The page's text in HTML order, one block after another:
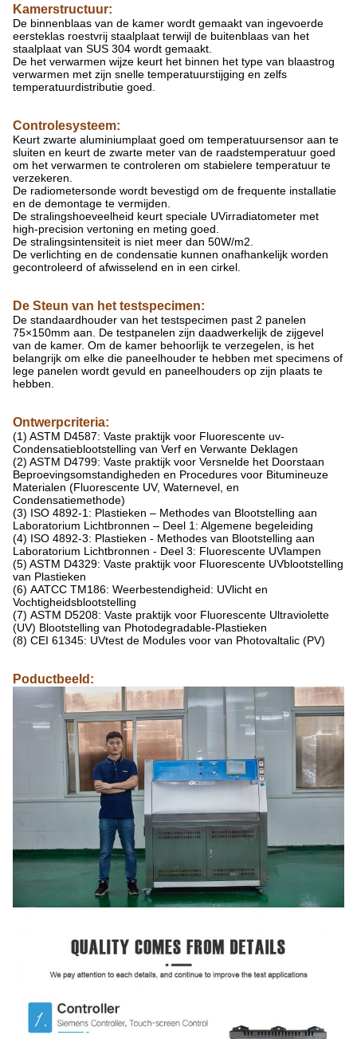
Kamerstructuur:
De binnenblaas van de kamer wordt gemaakt van ingevoerde
eersteklas roestvrij staalplaat terwijl de buitenblaas van het
staalplaat van SUS 304 wordt gemaakt.
De het verwarmen wijze keurt het binnen het type van blaastrog
verwarmen met zijn snelle temperatuurstijging en zelfs
temperatuurdistributie goed.
Controlesysteem:
Keurt zwarte aluminiumplaat goed om temperatuursensor aan te
sluiten en keurt de zwarte meter van de raadstemperatuur goed
om het verwarmen te controleren om stabielere temperatuur te
verzekeren.
De radiometersonde wordt bevestigd om de frequente installatie
en de demontage te vermijden.
De stralingshoeveelheid keurt speciale UVirradiatometer met
high-precision vertoning en meting goed.
De stralingsintensiteit is niet meer dan 50W/m2.
De verlichting en de condensatie kunnen onafhankelijk worden
gecontroleerd of afwisselend en in een cirkel.
De Steun van het testspecimen:
De standaardhouder van het testspecimen past 2 panelen
75×150mm aan. De testpanelen zijn daadwerkelijk de zijgevel
van de kamer. Om de kamer behoorlijk te verzegelen, is het
belangrijk om elke die paneelhouder te hebben met specimens of
lege panelen wordt gevuld en paneelhouders op zijn plaats te
hebben.
Ontwerpcriteria:
(1) ASTM D4587: Vaste praktijk voor Fluorescente uv-
Condensatieblootstelling van Verf en Verwante Deklagen
(2) ASTM D4799: Vaste praktijk voor Versnelde het Doorstaan
Beproevingsomstandigheden en Procedures voor Bitumineuze
Materialen (Fluorescente UV, Waternevel, en
Condensatiemethode)
(3) ISO 4892-1: Plastieken – Methodes van Blootstelling aan
Laboratorium Lichtbronnen – Deel 1: Algemene begeleiding
(4) ISO 4892-3: Plastieken - Methodes van Blootstelling aan
Laboratorium Lichtbronnen - Deel 3: Fluorescente UVlampen
(5) ASTM D4329: Vaste praktijk voor Fluorescente UVblootstelling
van Plastieken
(6) AATCC TM186: Weerbestendigheid: UVlicht en
Vochtigheidsblootstelling
(7) ASTM D5208: Vaste praktijk voor Fluorescente Ultraviolette
(UV) Blootstelling van Photodegradable-Plastieken
(8) CEI 61345: UVtest de Modules voor van Photovaltalic (PV)
Poductbeeld: